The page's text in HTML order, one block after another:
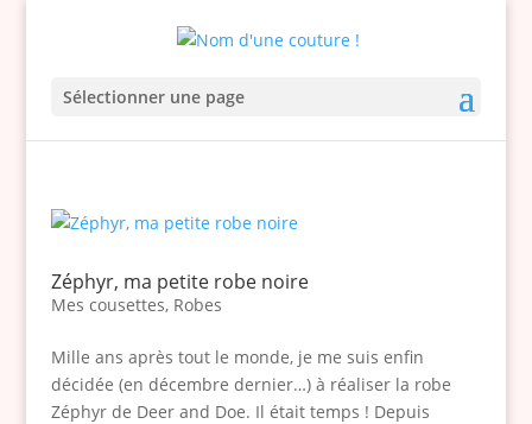
Sélectionner une page
Zéphyr, ma petite robe noire
Mes cousettes, Robes
Mille ans après tout le monde, je me suis enfin
décidée (en décembre dernier…) à réaliser la robe
Zéphyr de Deer and Doe. Il était temps ! Depuis